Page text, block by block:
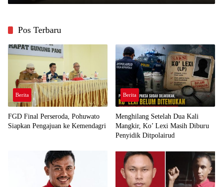
Pos Terbaru
Berita
FGD Final Perseroda, Pohuwato
Siapkan Pengajuan ke Kemendagri
Berita
Menghilang Setelah Dua Kali
Mangkir, Ko’ Lexi Masih Diburu
Penyidik Ditpolairud